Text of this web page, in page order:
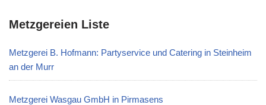
Metzgereien Liste
Metzgerei B. Hofmann: Partyservice und Catering in Steinheim
an der Murr
Metzgerei Wasgau GmbH in Pirmasens